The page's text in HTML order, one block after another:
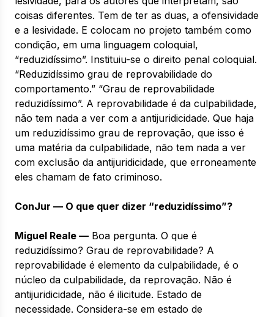
coisas diferentes. Tem de ter as duas, a ofensividade
e a lesividade. E colocam no projeto também como
condição, em uma linguagem coloquial,
“reduzidíssimo”. Instituiu-se o direito penal coloquial.
“Reduzidíssimo grau de reprovabilidade do
comportamento.” “Grau de reprovabilidade
reduzidíssimo”. A reprovabilidade é da culpabilidade,
não tem nada a ver com a antijuridicidade. Que haja
um reduzidíssimo grau de reprovação, que isso é
uma matéria da culpabilidade, não tem nada a ver
com exclusão da antijuridicidade, que erroneamente
eles chamam de fato criminoso.
ConJur — O que quer dizer “reduzidíssimo”?
Miguel Reale — Boa pergunta. O que é
reduzidíssimo? Grau de reprovabilidade? A
reprovabilidade é elemento da culpabilidade, é o
núcleo da culpabilidade, da reprovação. Não é
antijuridicidade, não é ilicitude. Estado de
necessidade. Considera-se em estado de